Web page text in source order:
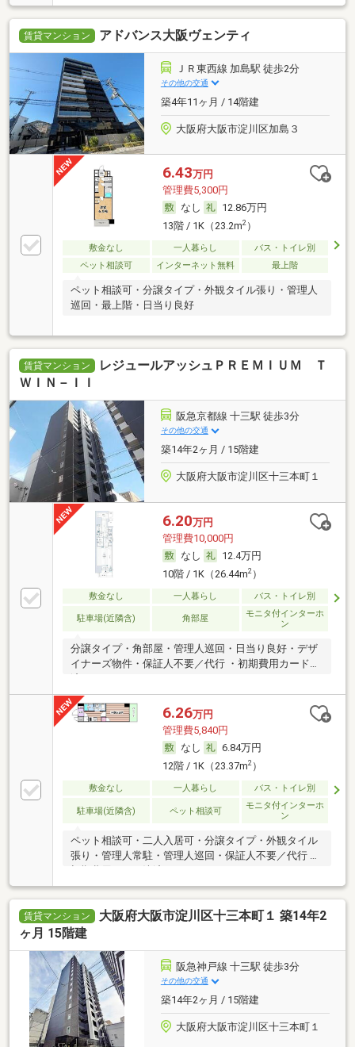
賃貸マンション アドバンス大阪ヴェンティ
ＪＲ東西線 加島駅 徒歩2分
その他の交通
築4年11ヶ月 / 14階建
大阪府大阪市淀川区加島３
6.43万円
管理費5,300円
なし
12.86万円
13階 / 1K（23.2m2）
敷金なし 一人暮らし
バス・トイレ別
ペット相談可
インターネット無料 最上階
ペット相談可・分譲タイプ・外観タイル張り・管理人
巡回・最上階・日当り良好
賃貸マンション
レジュールアッシュＰＲＥＭＩＵＭ Ｔ
ＷＩＮ－ＩＩ
阪急京都線 十三駅 徒歩3分
その他の交通
築14年2ヶ月 / 15階建
大阪府大阪市淀川区十三本町１
6.20万円
管理費10,000円
なし
12.4万円
10階 / 1K（26.44m2）
敷金なし 一人暮らし バス・トイレ別
駐車場(近隣含) 角部屋
モニタ付インターホ
ン
分譲タイプ・角部屋・管理人巡回・日当り良好・デザ
イナーズ物件・保証人不要／代行 ・初期費用カード決
6.26万円
管理費5,840円
なし
6.84万円
12階 / 1K（23.37m2）
敷金なし 一人暮らし バス・トイレ別
駐車場(近隣含) ペット相談可
モニタ付インターホ
ン
ペット相談可・二人入居可・分譲タイプ・外観タイル
張り・管理人常駐・管理人巡回・保証人不要／代行 ・
賃貸マンション
大阪府大阪市淀川区十三本町１ 築14年2
ヶ月 15階建
阪急神戸線 十三駅 徒歩3分
その他の交通
築14年2ヶ月 / 15階建
大阪府大阪市淀川区十三本町１